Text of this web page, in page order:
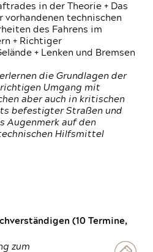
in der Theorie + Das
vorhandenen technischen
des Fahrens im
+ Richtiger
+ Lenken und Bremsen
die Grundlagen der
Umgang mit
aber auch in kritischen
befestigter Straßen und
Augenmerk auf den
Hilfsmittel
(10 Termine,
zum